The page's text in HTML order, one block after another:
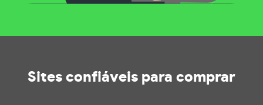
Sites confiáveis para comprar